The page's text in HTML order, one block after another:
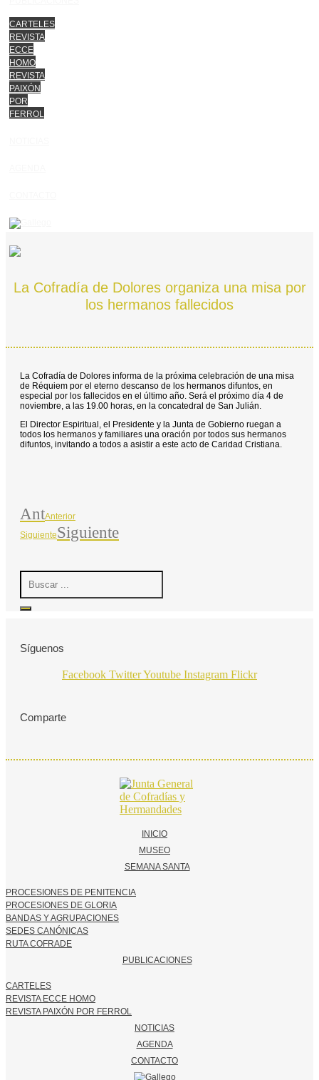
CARTELES
REVISTA
ECCE
HOMO
REVISTA
PAIXÓN
POR
FERROL
La Cofradía de Dolores organiza una misa por
los hermanos fallecidos
La Cofradía de Dolores informa de la próxima celebración de una misa
de Réquiem por el eterno descanso de los hermanos difuntos, en
especial por los fallecidos en el último año. Será el próximo día 4 de
noviembre, a las 19.00 horas, en la concatedral de San Julián.
El Director Espiritual, el Presidente y la Junta de Gobierno ruegan a
todos los hermanos y familiares una oración por todos sus hermanos
difuntos, invitando a todos a asistir a este acto de Caridad Cristiana.
AntAnterior
SiguienteSiguiente
Search
Síguenos
Facebook TwitterYoutube Instagram Flickr
Comparte
INICIO
MUSEO
SEMANA SANTA
PROCESIONES DE PENITENCIA
PROCESIONES DE GLORIA
BANDAS Y AGRUPACIONES
SEDES CANÓNICAS
RUTA COFRADE
PUBLICACIONES
CARTELES
REVISTA ECCE HOMO
REVISTA PAIXÓN POR FERROL
NOTICIAS
AGENDA
CONTACTO